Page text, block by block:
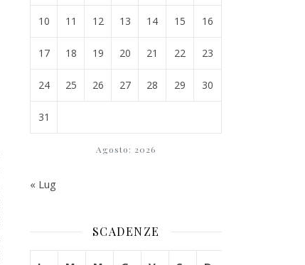
Agosto: 2026
10 11 12 13 14 15 16
17 18 19 20 21 22 23
24 25 26 27 28 29 30
31
« Lug
SCADENZE